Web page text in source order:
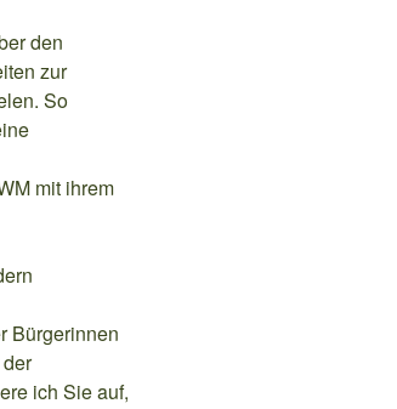
den
zur
So
mit ihrem
Bürgerinnen
ich Sie auf,